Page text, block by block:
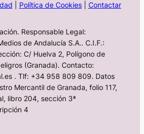
Política de Cookies| Contactar
Responsable Legal:
de Andalucía S.A.. C.I.F.:
C/ Huelva 2, Polígono de
(Granada). Contacto:
. Tlf: +34 958 809 809. Datos
Mercantil de Granada, folio 117,
libro 204, sección 3ª
4